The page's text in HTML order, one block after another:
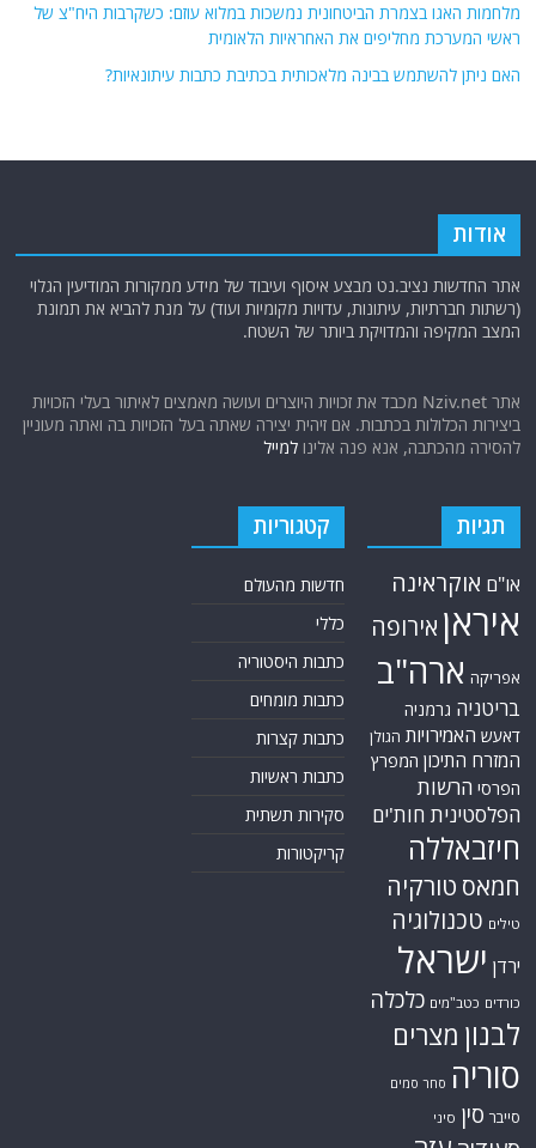
מלחמות האגו בצמרת הביטחונית נמשכות במלוא עוזם: כשקרבות היח"צ של
ראשי המערכת מחליפים את האחראיות הלאומית
האם ניתן להשתמש בבינה מלאכותית בכתיבת כתבות עיתונאיות?
אודות
אתר החדשות נציב.נט מבצע איסוף ועיבוד של מידע ממקורות המודיעין הגלוי
(רשתות חברתיות, עיתונות, עדויות מקומיות ועוד) על מנת להביא את תמונת
המצב המקיפה והמדויקת ביותר של השטח.
אתר Nziv.net מכבד את זכויות היוצרים ועושה מאמצים לאיתור בעלי הזכויות
ביצירות הכלולות בכתבות. אם זיהית יצירה שאתה בעל הזכויות בה ואתה מעוניין
להסירה מהכתבה, אנא פנה אלינולמייל
תגיות
או"ם אוקראינה
איראן אירופה
אפריקה ארה"ב
בריטניה גרמניה
דאעש האמירויות הגולן
המזרח התיכון המפרץ
הפרסי הרשות
הפלסטינית חות'ים
חיזבאללה
חמאס טורקיה
טילים טכנולוגיה
ירדן ישראל
כורדים כטב"מים כלכלה
לבנון מצרים
סוריה סחר סמים
סייבר סין סיני
קטגוריות
חדשות מהעולם
כללי
כתבות היסטוריה
כתבות מומחים
כתבות קצרות
כתבות ראשיות
סקירות תשתית
קריקטורות